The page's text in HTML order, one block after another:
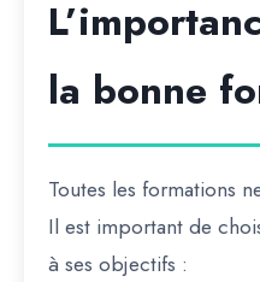
la bonne
Toutes les formations
Il est important de
à ses objectifs :